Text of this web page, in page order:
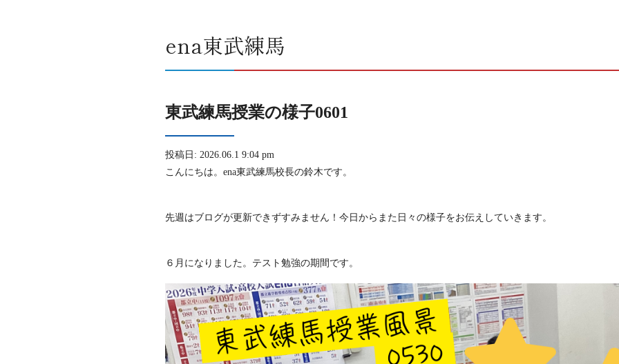
ena東武練馬
東武練馬授業の様子0601
投稿日: 2026.06.1 9:04 pm
こんにちは。ena東武練馬校長の鈴木です。
先週はブログが更新できずすみません！今日からまた日々の様子をお伝えしていきます。
６月になりました。テスト勉強の期間です。